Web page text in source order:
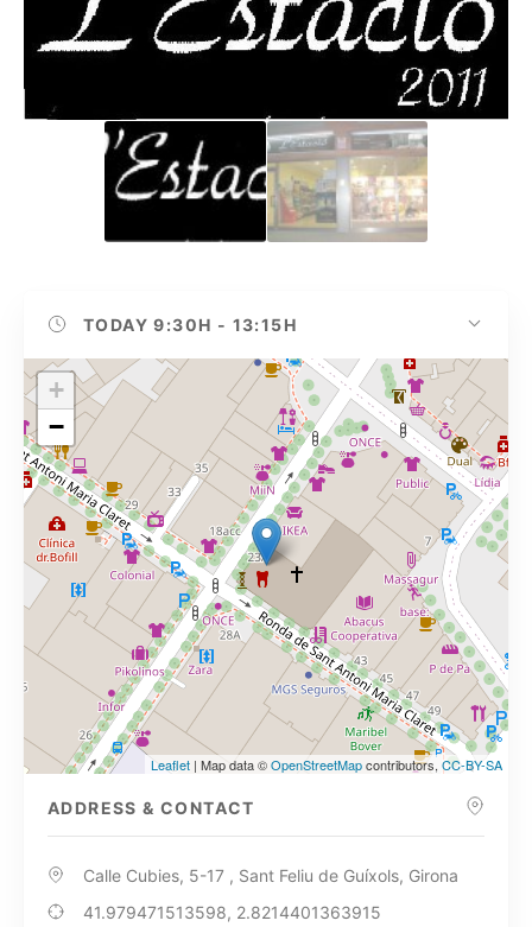
TODAY9:30H - 13:15H
+
−
Leaflet | Map data ©OpenStreetMapcontributors, CC-BY-SA
ADDRESS & CONTACT
Calle Cubies, 5-17 , Sant Feliu de Guíxols, Girona
41.979471513598, 2.8214401363915